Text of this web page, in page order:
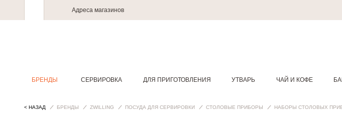
Адреса магазинов
БРЕНДЫ СЕРВИРОВКА ДЛЯ ПРИГОТОВЛЕНИЯ УТВАРЬ ЧАЙ И КОФЕ
< НАЗАД БРЕНДЫ ZWILLING ПОСУДА ДЛЯ СЕРВИРОВКИ СТОЛОВЫЕ ПРИБОРЫ НАБОРЫ СТОЛОВЫХ